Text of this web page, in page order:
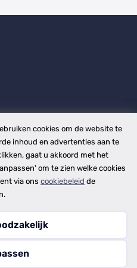
cookies om de website te
inhoud en advertenties aan te
gaat u akkoord met het
om te zien welke cookies
via ons cookiebeleid de